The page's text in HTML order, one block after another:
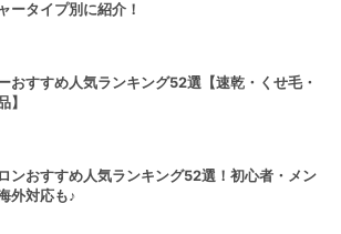
ータイプ別に紹介！
おすすめ人気ランキング52選【速乾・くせ毛・
】
ンおすすめ人気ランキング52選！初心者・メン
外対応も♪